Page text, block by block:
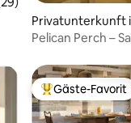
Privatunterkunft
Beach
Pelican Perch –
Beliebter Gäste-
Gäste-Favorit